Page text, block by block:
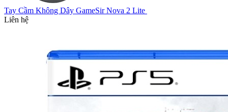
Tay Cầm Không Dây GameSir Nova 2 Lite
Liên hệ